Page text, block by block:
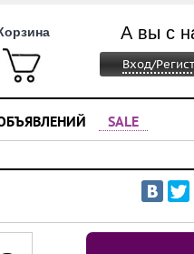
А вы с
Вход/
SALE